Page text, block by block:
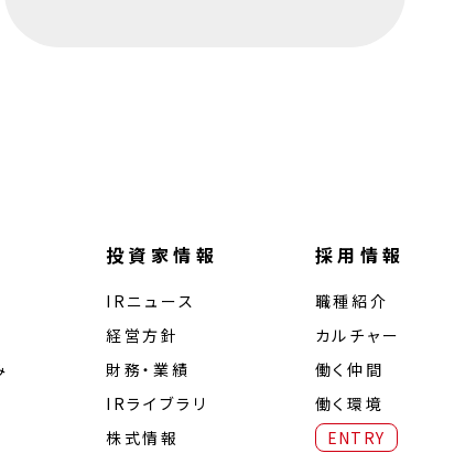
投資家情報
IRニュース
経営⽅針
財務・業績
IRライブラリ
株式情報
採用情報
職種紹介
カルチャー
働く仲間
働く環境
ENTRY